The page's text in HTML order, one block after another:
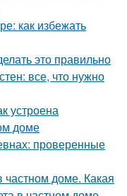
как избежать
это правильно
все, что нужно
устроена
доме
проверенные
доме. Какая